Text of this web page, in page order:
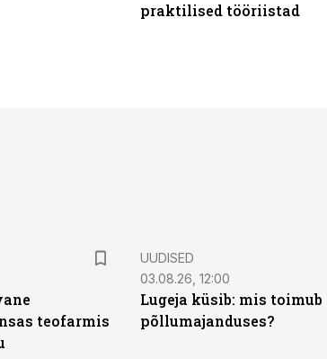
praktilised tööriistad
teofarmis
UUDISED
03.08.26, 12:00
Lugeja küsib: mis
põllumajanduses?